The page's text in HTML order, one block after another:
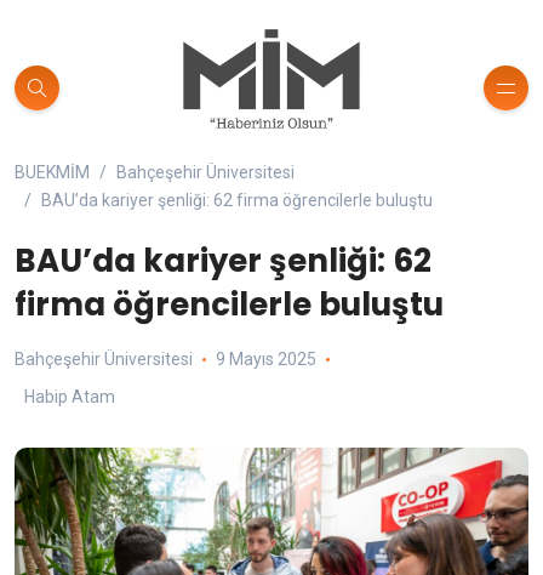
BUEKMİM
Bahçeşehir Üniversitesi
BAU’da kariyer şenliği: 62 firma öğrencilerle buluştu
BAU’da kariyer şenliği: 62
firma öğrencilerle buluştu
Bahçeşehir Üniversitesi
9 Mayıs 2025
Habip Atam